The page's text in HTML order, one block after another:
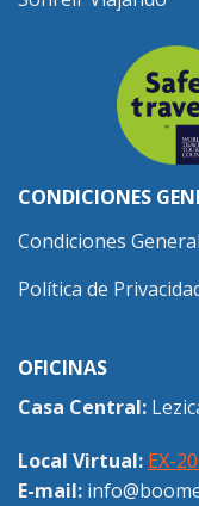
CONDICIONES
Condiciones
Política de
OFICINAS
Casa Central:
Local Virtual: EX-
E-mail: